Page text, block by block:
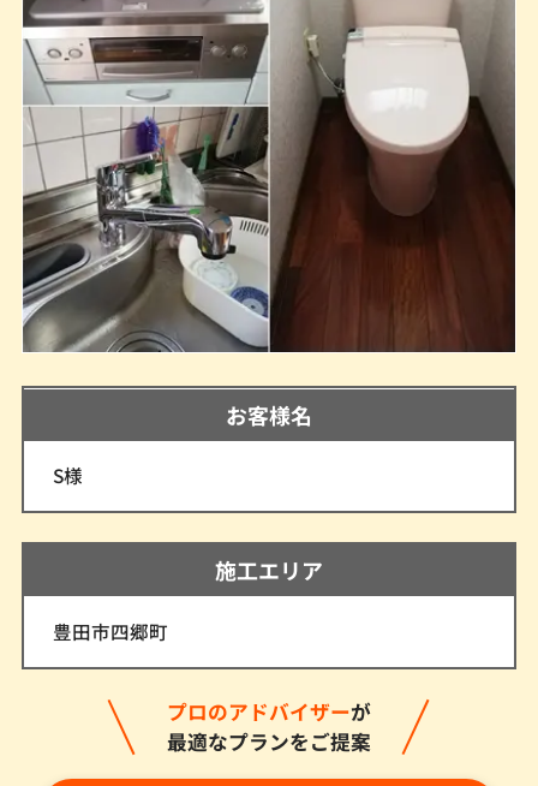
お客様名
S様
施工エリア
豊田市四郷町
プロのアドバイザーが
最適なプランをご提案